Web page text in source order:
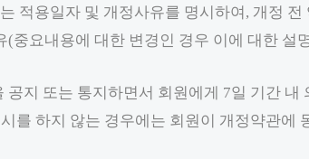
적용일자 및 개정사유를 명시하여, 개정
(중요내용에 대한 변경인 경우 이에 대한
지 또는 통지하면서 회원에게 7일 기간
를 하지 않는 경우에는 회원이 개정약관에